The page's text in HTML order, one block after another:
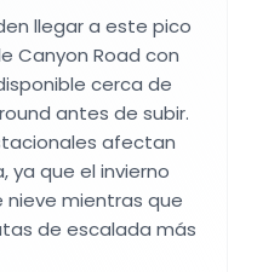
llegar a este pico
Canyon Road con
cerca de
antes de subir.
afectan
ya que el invierno
nieve mientras que
de escalada más